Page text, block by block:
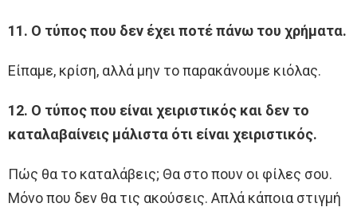
11. Ο τύπος που δεν έχει ποτέ πάνω του χρήματα.
Είπαμε, κρίση, αλλά μην το παρακάνουμε κιόλας.
12. Ο τύπος που είναι χειριστικός και δεν το
καταλαβαίνεις μάλιστα ότι είναι χειριστικός.
Πώς θα το καταλάβεις; Θα στο πουν οι φίλες σου.
Μόνο που δεν θα τις ακούσεις. Απλά κάποια στιγμή